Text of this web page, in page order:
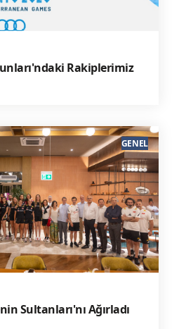
Rakiplerimiz
Sultanları'nı Ağırladı
GENEL